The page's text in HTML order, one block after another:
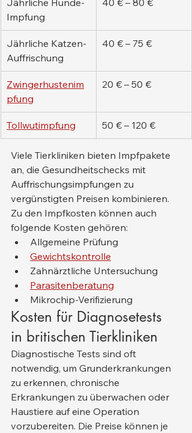
Jährliche Hunde-
Impfung
40 € – 80 €
Jährliche Katzen-
Auffrischung
40 € – 75 €
Zwingerhustenim
pfung
20 € – 50 €
Tollwutimpfung 50 € – 120 €
Viele Tierkliniken bieten Impfpakete
an, die Gesundheitschecks mit
Auffrischungsimpfungen zu
vergünstigten Preisen kombinieren.
Zu den Impfkosten können auch
folgende Kosten gehören:
Allgemeine Prüfung
Gewichtskontrolle
Zahnärztliche Untersuchung
Parasitenberatung
Mikrochip-Verifizierung
Kosten für Diagnosetests
in britischen Tierkliniken
Diagnostische Tests sind oft
notwendig, um Grunderkrankungen
zu erkennen, chronische
Erkrankungen zu überwachen oder
Haustiere auf eine Operation
vorzubereiten. Die Preise können je